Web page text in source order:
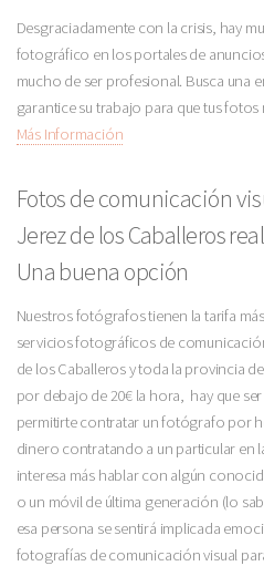
Desgraciadamente con la crisis, hay
fotográfico en los portales de
mucho de ser profesional. Busca una
garantice su trabajo para que tus fotos
Más Información
Fotos de comunicación
Jerez de los Caballeros
Una buena opción
Nuestros fotógrafos tienen la tarifa
servicios fotográficos de
de los Caballeros y toda la provincia
por debajo de 20€ la hora, hay que
permitirte contratar un fotógrafo por
dinero contratando a un particular en
interesa más hablar con algún
o un móvil de última generación (lo
esa persona se sentirá implicada
fotografías de comunicación visual